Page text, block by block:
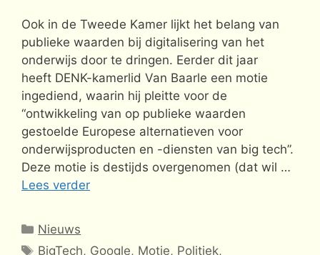
Ook in de Tweede Kamer lijkt het belang van
publieke waarden bij digitalisering van het
onderwijs door te dringen. Eerder dit jaar
heeft DENK-kamerlid Van Baarle een motie
ingediend, waarin hij pleitte voor de
“ontwikkeling van op publieke waarden
gestoelde Europese alternatieven voor
onderwijsproducten en -diensten van big tech”.
Deze motie is destijds overgenomen (dat wil …
Lees verder
Categorieën
Nieuws
Tags
BigTech, Google, Motie, Politiek,